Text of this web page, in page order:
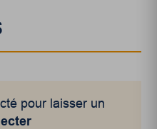
pour laisser un